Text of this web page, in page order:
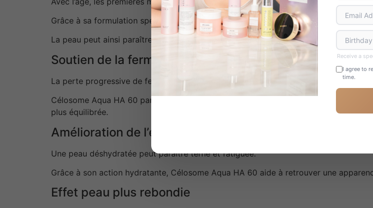
Grâce à sa formulation spécifique, ce gel hydratant accompagne les soins visant à
La peau peut ainsi paraître plus lisse et plus harmonieuse.
Soutien de la fermeté et de la tonicité visuelle
La perte progressive de fermeté peut modifier l’aspect général du visage.
Célosome Aqua HA 60 participe aux routines esthétiques destinées à améliorer
plus équilibrée.
Amélioration de l’éclat du teint
Une peau déshydratée peut paraître terne et fatiguée.
Grâce à son action hydratante, Célosome Aqua HA 60 aide à retrouver une
Effet peau plus rebondie
Receive a
I agree to
time.